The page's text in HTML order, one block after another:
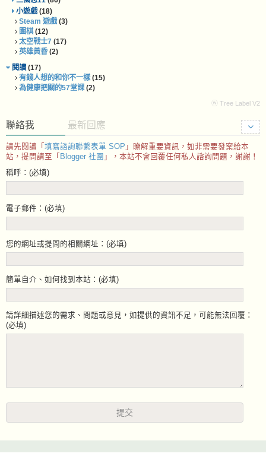
小遊戲(18)
Steam 遊戲(3)
圍棋(12)
太空戰士7 (17)
英雄黃昏 (2)
閱讀 (17)
有錢人想的和你不一樣(15)
為健康把關的57堂課(2)
ⓦ Tree Label V2
聯絡我 最新回應
請先閱讀「 填寫諮詢聯繫表單 SOP 」瞭解重要資訊，如非需要發案給本
站，提問請至「 Blogger 社團 」，本站不會回覆任何私人諮詢問題，謝謝！
稱呼：(必填)
電子郵件：(必填)
您的網址或提問的相關網址：(必填)
簡單自介、如何找到本站：(必填)
請詳細描述您的需求、問題或意見，如提供的資訊不足，可能無法回覆：
(必填)